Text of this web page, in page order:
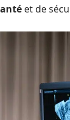
et de